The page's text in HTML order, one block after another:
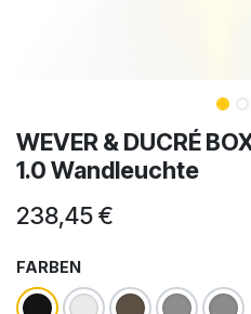
WEVER & DUCRÉ
1.0 Wandleuchte
238,45€
FARBEN